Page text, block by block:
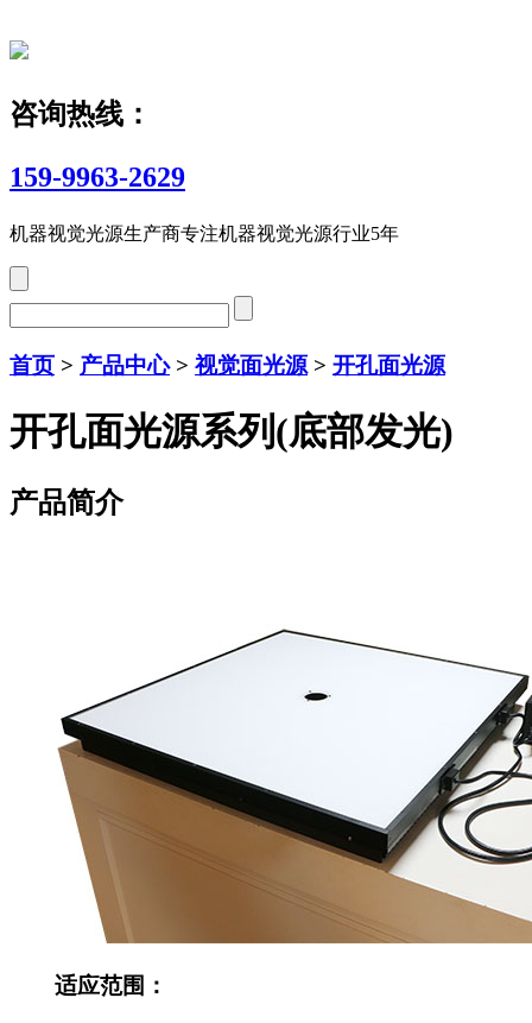
咨询热线：
159-9963-2629
机器视觉光源生产商专注机器视觉光源行业5年
首页 > 产品中心> 视觉面光源 > 开孔面光源
开孔面光源系列(底部发光)
产品简介
适应范围：